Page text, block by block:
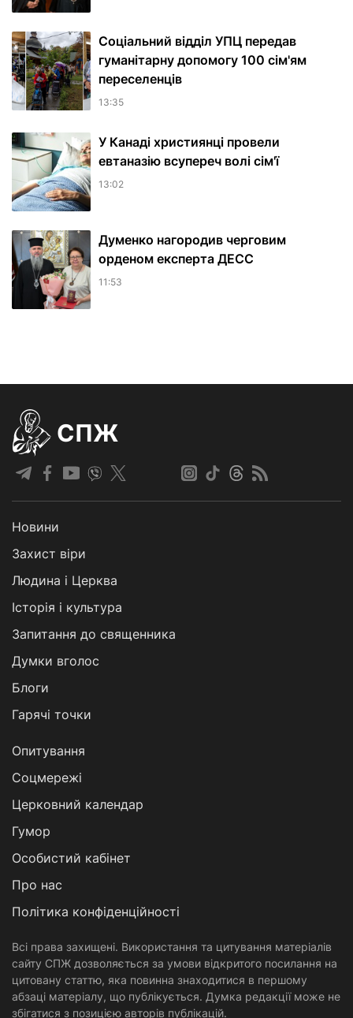
Соціальний відділ УПЦ передав
гуманітарну допомогу 100 сім'ям
переселенців
13:35
У Канаді християнці провели
евтаназію всупереч волі сім'ї
13:02
Думенко нагородив черговим
орденом експерта ДЕСС
11:53
СПЖ
Новини
Захист віри
Людина і Церква
Історія і культура
Запитання до священника
Думки вголос
Блоги
Гарячі точки
Опитування
Соцмережі
Церковний календар
Гумор
Особистий кабінет
Про нас
Політика конфіденційності
Всі права захищені. Використання та цитування матеріалів
сайту СПЖ дозволяється за умови відкритого посилання на
цитовану статтю, яка повинна знаходитися в першому
абзаці матеріалу, що публікується. Думка редакції може не
збігатися з позицією авторів публікацій.